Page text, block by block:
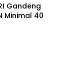
Gandeng
Minimal 40